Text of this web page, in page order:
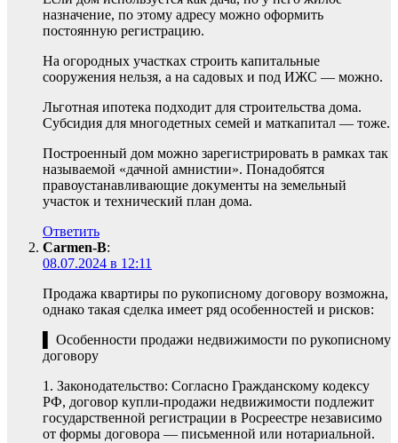
назначение, по этому адресу можно оформить
постоянную регистрацию.
На огородных участках строить капитальные
сооружения нельзя, а на садовых и под ИЖС — можно.
Льготная ипотека подходит для строительства дома.
Субсидия для многодетных семей и маткапитал — тоже.
Построенный дом можно зарегистрировать в рамках так
называемой «дачной амнистии». Понадобятся
правоустанавливающие документы на земельный
участок и технический план дома.
Ответить
Carmen-B:
08.07.2024 в 12:11
Продажа квартиры по рукописному договору возможна,
однако такая сделка имеет ряд особенностей и рисков:
▌ Особенности продажи недвижимости по рукописному
договору
1. Законодательство: Согласно Гражданскому кодексу
РФ, договор купли-продажи недвижимости подлежит
государственной регистрации в Росреестре независимо
от формы договора — письменной или нотариальной.